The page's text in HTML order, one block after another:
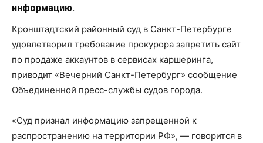
информацию.
Кронштадтский районный суд в Санкт-Петербурге
удовлетворил требование прокурора запретить сайт
по продаже аккаунтов в сервисах каршеринга,
приводит «Вечерний Санкт-Петербург» сообщение
Объединенной пресс-службы судов города.
«Суд признал информацию запрещенной к
распространению на территории РФ», — говорится в